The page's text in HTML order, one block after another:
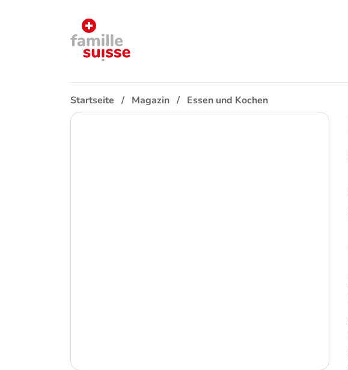
Startseite Magazin Essen und Kochen